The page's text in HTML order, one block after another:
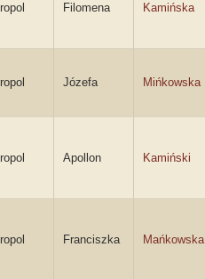
Filomena Kamińska
Józefa Mińkowska
Apollon Kamiński
Franciszka Mańkowska